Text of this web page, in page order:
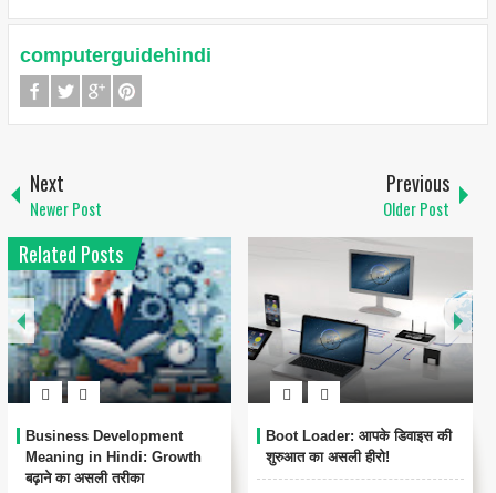
computerguidehindi
Next
Newer Post
Previous
Older Post
Related Posts
की
Beta Testing क्या है? – फुल गाइड
हिंदी में
BANT Framework: सही
पहचानने का आसान फॉर्मूला!